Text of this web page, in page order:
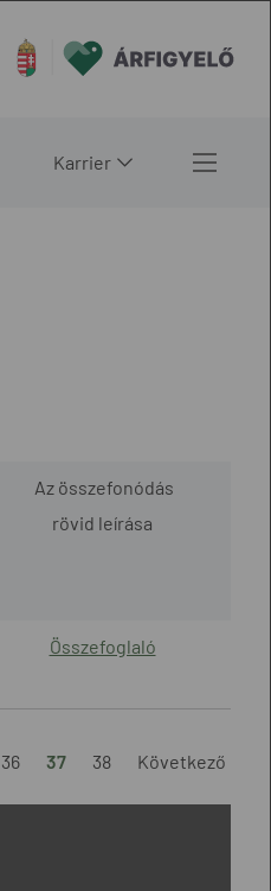
Karrier
Az összefonódás
rövid leírása
Összefoglaló
36 37 38 Következő